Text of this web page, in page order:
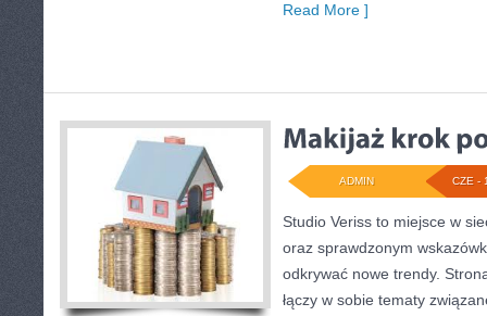
Read More ]
CZE -
ADMIN
Studio Veriss to miejsce w
oraz sprawdzonym
odkrywać nowe trendy.
łączy w sobie tematy